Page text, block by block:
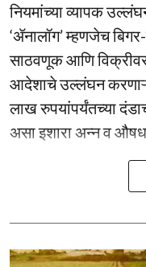
नियमांच्या व्यापक
‘ॲनालॉग’ म्हणजेच
साठवणूक आणि विक्रीवर
आदेशाचे उल्लंघन
लाख रुपयांपर्यंतच्या
असा इशारा अन्न व औषध